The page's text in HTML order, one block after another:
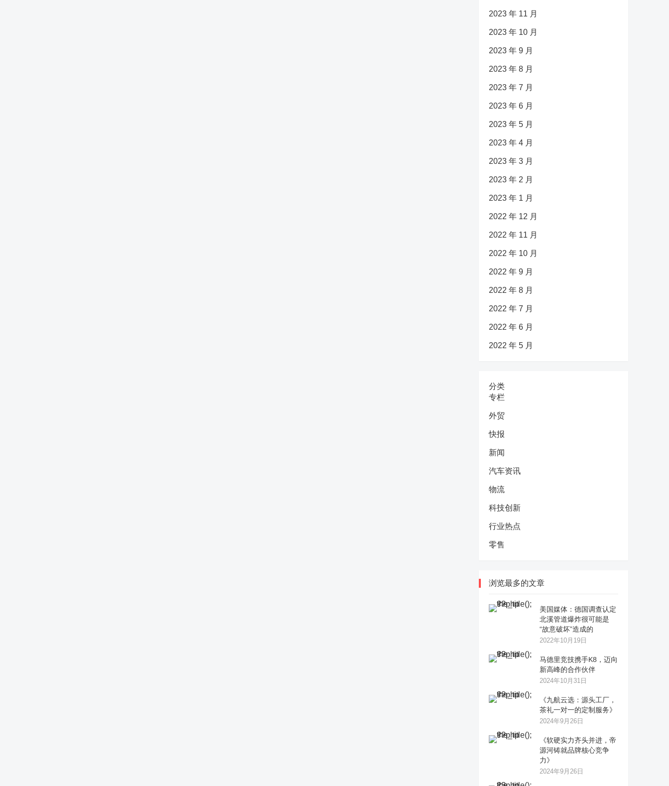
2023 年 11 月
2023 年 10 月
2023 年 9 月
2023 年 8 月
2023 年 7 月
2023 年 6 月
2023 年 5 月
2023 年 4 月
2023 年 3 月
2023 年 2 月
2023 年 1 月
2022 年 12 月
2022 年 11 月
2022 年 10 月
2022 年 9 月
2022 年 8 月
2022 年 7 月
2022 年 6 月
2022 年 5 月
分类
专栏
外贸
快报
新闻
汽车资讯
物流
科技创新
行业热点
零售
浏览最多的文章
美国媒体：德国调查认定
北溪管道爆炸很可能是
“故意破坏”造成的
2022年10月19日
马德里竞技携手K8，迈向
新高峰的合作伙伴
2024年10月31日
《九航云选：源头工厂，
茶礼一对一的定制服务》
2024年9月26日
《软硬实力齐头并进，帝
源河铸就品牌核心竞争
力》
2024年9月26日